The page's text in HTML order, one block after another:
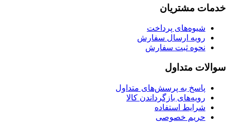
خدمات مشتریان
شیوه‌های پرداخت
رویه ارسال سفارش
نحوه ثبت سفارش
سوالات متداول
پاسخ به پرسش‌های متداول
رویه‌های بازگرداندن کالا
شرایط استفاده
حریم خصوصی